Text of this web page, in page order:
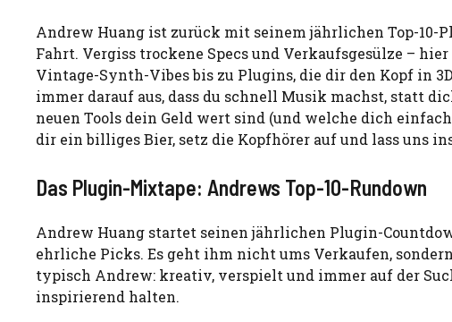
Andrew Huang ist zurück mit seinem jährlichen Top-
Fahrt. Vergiss trockene Specs und Verkaufsgesülze –
Vintage-Synth-Vibes bis zu Plugins, die dir den Kopf in
immer darauf aus, dass du schnell Musik machst, statt
neuen Tools dein Geld wert sind (und welche dich
dir ein billiges Bier, setz die Kopfhörer auf und lass uns
Das Plugin-Mixtape: Andrews Top-10-Rundown
Andrew Huang startet seinen jährlichen Plugin-
ehrliche Picks. Es geht ihm nicht ums Verkaufen,
typisch Andrew: kreativ, verspielt und immer auf der
inspirierend halten.